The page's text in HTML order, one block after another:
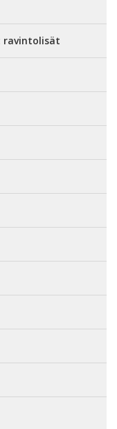
ravintolisät